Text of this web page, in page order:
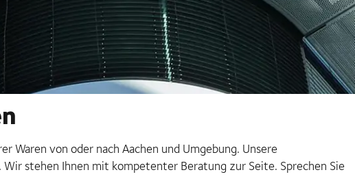
Waren von oder nach Aachen und Umgebung. Unsere
stehen Ihnen mit kompetenter Beratung zur Seite. Sprechen Sie